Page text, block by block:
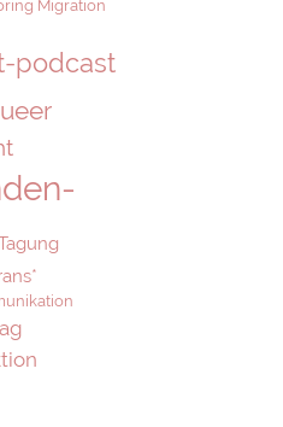
Migration
podcast